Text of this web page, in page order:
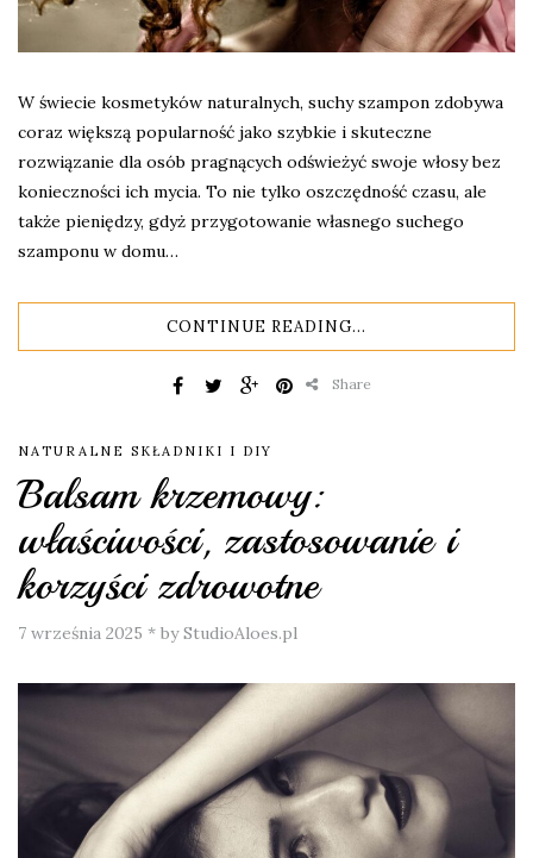
W świecie kosmetyków naturalnych, suchy szampon zdobywa
coraz większą popularność jako szybkie i skuteczne
rozwiązanie dla osób pragnących odświeżyć swoje włosy bez
konieczności ich mycia. To nie tylko oszczędność czasu, ale
także pieniędzy, gdyż przygotowanie własnego suchego
szamponu w domu…
CONTINUE READING...
Share
NATURALNE SKŁADNIKI I DIY
Balsam krzemowy:
właściwości, zastosowanie i
korzyści zdrowotne
7 września 2025 * by StudioAloes.pl